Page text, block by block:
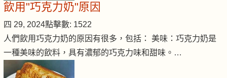
飲用"巧克力奶"原因
四 29, 2024點擊數: 1522
人們飲用巧克力奶的原因有很多，包括： 美味：巧克力奶是
一種美味的飲料，具有濃郁的巧克力味和甜味。…